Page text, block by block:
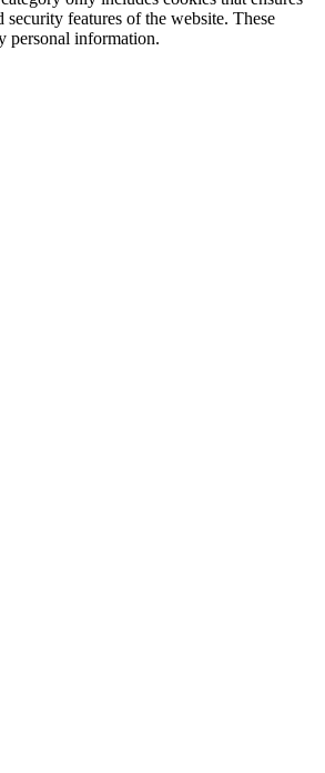
security features of the website. These
personal information.